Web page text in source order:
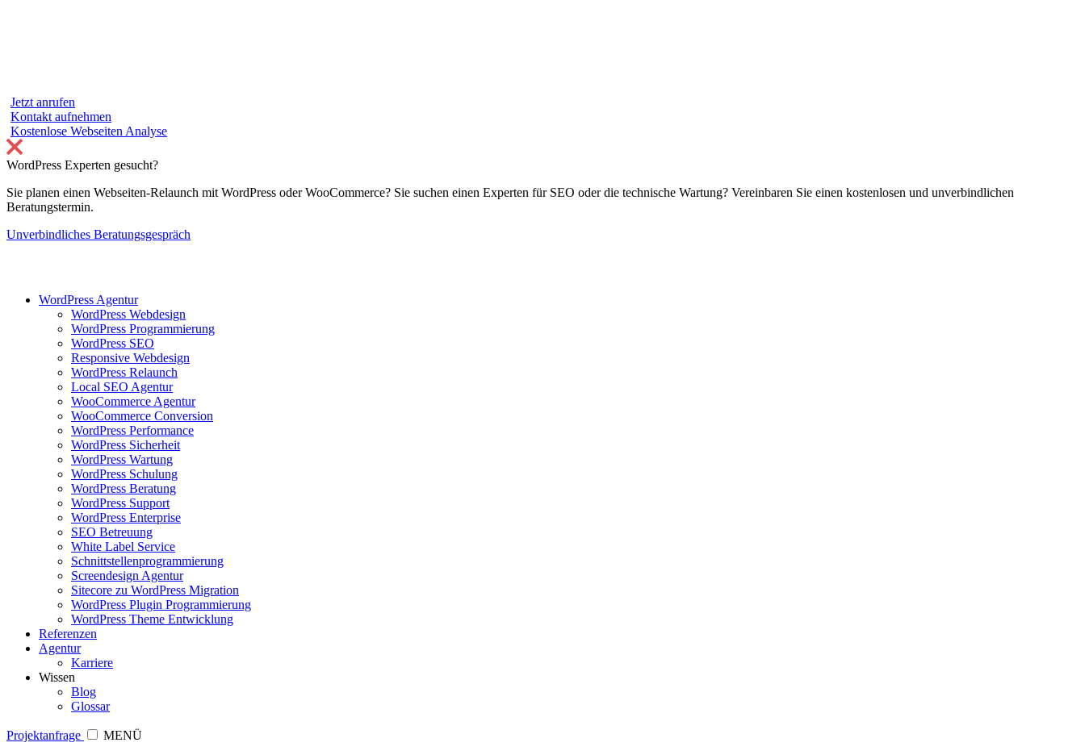
Jetzt anrufen
Kontakt aufnehmen
Kostenlose Webseiten Analyse
WordPress Experten gesucht?
Sie planen einen Webseiten-Relaunch mit WordPress oder WooCommerce? Sie suchen einen Experten für SEO oder die technische Wartung? Vereinbaren Sie einen kostenlosen und unverbindlichen
Beratungstermin.
Unverbindliches Beratungsgespräch
WordPress Agentur
WordPress Webdesign
WordPress Programmierung
WordPress SEO
Responsive Webdesign
WordPress Relaunch
Local SEO Agentur
WooCommerce Agentur
WooCommerce Conversion
WordPress Performance
WordPress Sicherheit
WordPress Wartung
WordPress Schulung
WordPress Beratung
WordPress Support
WordPress Enterprise
SEO Betreuung
White Label Service
Schnittstellenprogrammierung
Screendesign Agentur
Sitecore zu WordPress Migration
WordPress Plugin Programmierung
WordPress Theme Entwicklung
Referenzen
Agentur
Karriere
Wissen
Blog
Glossar
Projektanfrage
MENÜ